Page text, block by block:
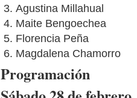
Agustina Millahual
Maite Bengoechea
Florencia Peña
Magdalena Chamorro
Programación